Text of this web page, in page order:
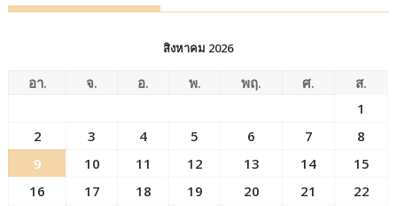
สิงหาคม 2026
อา. จ. อ. พ. พฤ. ศ.
ส.
1
2
3 4 5 6 7
8
9
10 11 12 13 14
15
16
17 18 19 20 21
22